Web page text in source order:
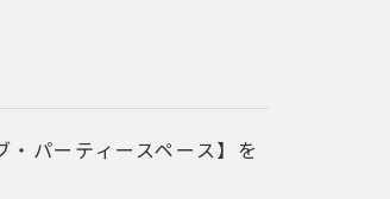
パーティースペース】を